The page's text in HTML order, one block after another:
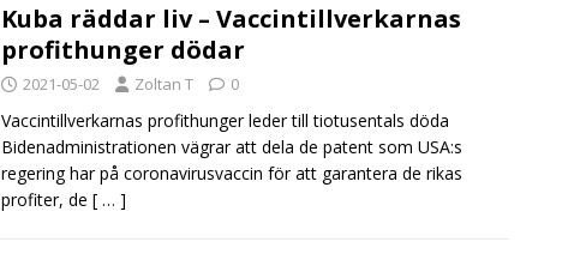
Kuba räddar liv – Vaccintillverkarnas
profithunger dödar
2021-05-02 Zoltan T 0
Vaccintillverkarnas profithunger leder till tiotusentals döda
Bidenadministrationen vägrar att dela de patent som USA:s
regering har på coronavirusvaccin för att garantera de rikas
profiter, de [ … ]